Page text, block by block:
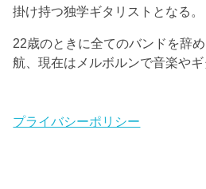
掛け持つ独学ギタリストとなる。
22歳のときに全てのバンドを辞
航、現在はメルボルンで音楽やギ
プライバシーポリシー